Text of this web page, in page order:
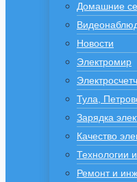
Домашние
Новости
Электромир
Тула,
Зарядка
Качество
Технологии
Ремонт и